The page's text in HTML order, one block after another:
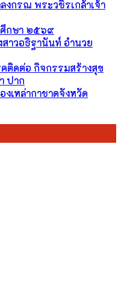
งกรณ พระวชิรเกล้าเจ้า
กษา ๒๕๖๙
าวอธิฐานันท์ อำนวย
ติดต่อ กิจกรรมสร้างสุข
ปาก
เหล่ากาชาดจังหวัด